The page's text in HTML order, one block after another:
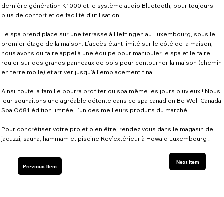
dernière génération K1000 et le système audio Bluetooth, pour toujours
plus de confort et de facilité d’utilisation.
Le spa prend place sur une terrasse à Heffingen au Luxembourg, sous le
premier étage de la maison. L’accès étant limité sur le côté de la maison,
nous avons du faire appel à une équipe pour manipuler le spa et le faire
rouler sur des grands panneaux de bois pour contourner la maison (chemin
en terre molle) et arriver jusqu’à l’emplacement final.
Ainsi, toute la famille pourra profiter du spa même les jours pluvieux ! Nous
leur souhaitons une agréable détente dans ce spa canadien Be Well Canada
Spa O681 édition limitée, l’un des meilleurs produits du marché.
Pour concrétiser votre projet bien être, rendez vous dans le magasin de
jacuzzi, sauna, hammam et piscine Rev’extérieur à Howald Luxembourg !
Next Item
Previous Item